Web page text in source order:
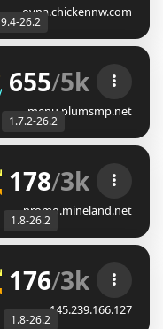
oyna.chickennw.com
26.2
➜ 26.2
• Lifesteal
655/5k
menu.plumsmp.net
1.7.2-26.2
ʟᴀɴᴅ ɴᴇᴛᴡᴏʀᴋ ☀
ꜱᴍᴘ ⇆ ꜱᴋʏʙʟᴏᴄᴋ
178/3k
promo.mineland.net
1.8-26.2
ʟᴀɴᴅ ɴᴇᴛᴡᴏʀᴋ ☀
ꜱᴍᴘ ⇆ ꜱᴋʏʙʟᴏᴄᴋ
176/3k
145.239.166.127
1.8-26.2